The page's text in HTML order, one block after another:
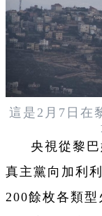
這是2月7日在
央視從黎
真主黨向加利
200餘枚各類